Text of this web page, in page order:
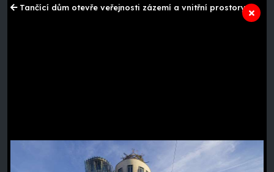
Tančící dům otevře veřejnosti zázemí a vnitřní prostory